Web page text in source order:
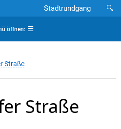
🔍
Stadtrundgang
öffnen:☰
Straße
Straße